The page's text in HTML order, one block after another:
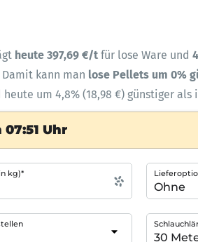
heute 397,69 €/t für lose Ware und
kann man lose Pellets um 0%
um 4,8% (18,98 €) günstiger
Uhr
kg)*